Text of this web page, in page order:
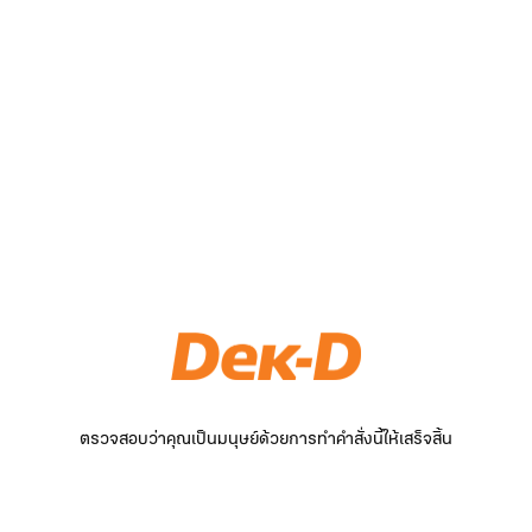
ตรวจสอบว่าคุณเป็นมนุษย์ด้วยการทำคำสั่งนี้ให้เสร็จสิ้น